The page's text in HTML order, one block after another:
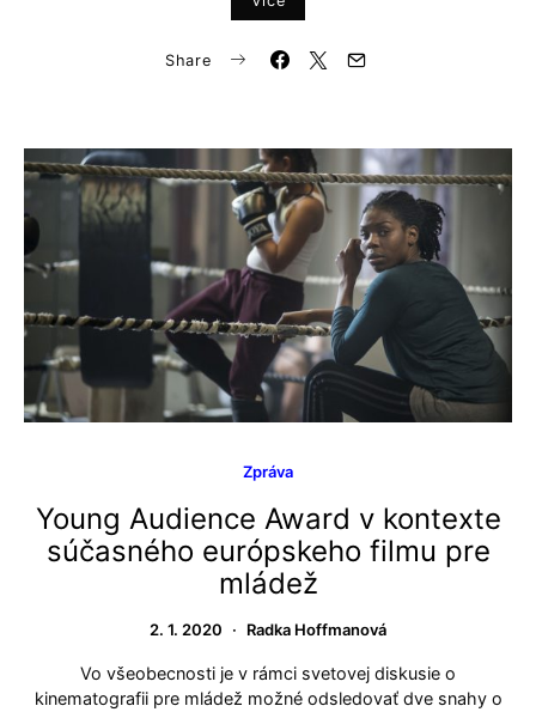
Share
Zpráva
Young Audience Award v kontexte
súčasného európskeho filmu pre
mládež
2. 1. 2020 Radka Hoffmanová
Vo všeobecnosti je v rámci svetovej diskusie o
kinematografii pre mládež možné odsledovať dve snahy o